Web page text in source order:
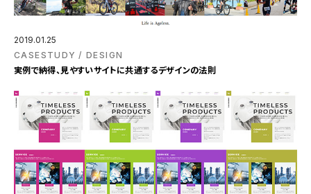
2019.01.25
CASESTUDY
DESIGN
実例で納得、見やすいサイトに共通するデザインの法則